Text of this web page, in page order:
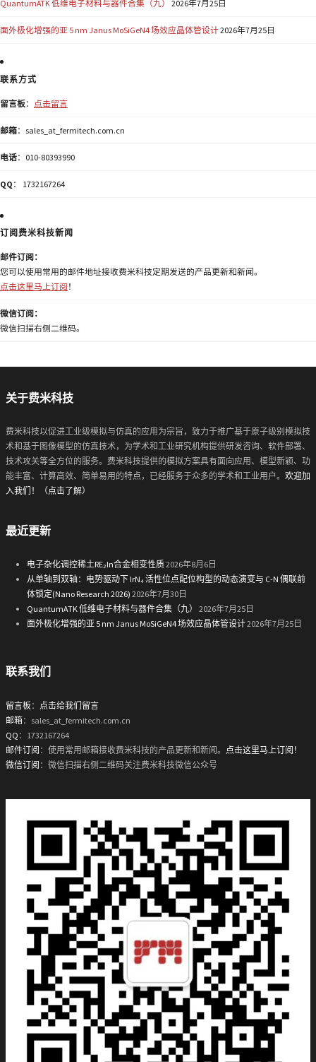
QuantumATK 低维电子材料与器件合集（九） 2026年7月25日
面外极化增强的亚 5 nm Janus MoSiGeN4 场效应晶体管设计2026年7月25日
联系方式
留言板： 点击留言
邮箱：sales_at_fermitech.com.cn
电话：010-80393990
QQ ： 1732167264
订阅费米科技新闻
邮件订阅：
您可以使用常用的邮件地址接收费米科技定期发送的产品更新和新闻。
点击这里马上订阅 ！
微信订阅：
微信扫描右侧二维码。
关于费米科技
费米科技以促进工业级模拟与仿真的应用为宗旨，致力于推广基于原子级别模拟技
术和基于图像模型的仿真技术，为学术和工业研究机构提供研发咨询、软件部署、
技术攻关等全方位的服务。费米科技提供的模拟方案具有面向应用、模型新颖、功
能丰富、计算高效、简单易用的特点，已经服务于众多的学术和工业用户。 欢迎加
入我们！（点击了解）
最近更新
电子杂化调控稀土RE₂In合金相变性质2026年8月6日
从单轴到双轴：电势驱动下 IrN₄ 活性位点配位构型的动态演变与 C-N 偶联前
体锁定(Nano Research 2026) 2026年7月30日
QuantumATK 低维电子材料与器件合集（九）
2026年7月25日
面外极化增强的亚 5 nm Janus MoSiGeN4 场效应晶体管设计2026年7月25日
联系我们
留言板 ： 点击给我们留言
邮箱：sales_at_fermitech.com.cn
QQ ：1732167264
邮件订阅 ：使用常用邮箱接收费米科技的产品更新和新闻。 点击这里马上订阅！
微信订阅 ：微信扫描右侧二维码关注费米科技微信公众号